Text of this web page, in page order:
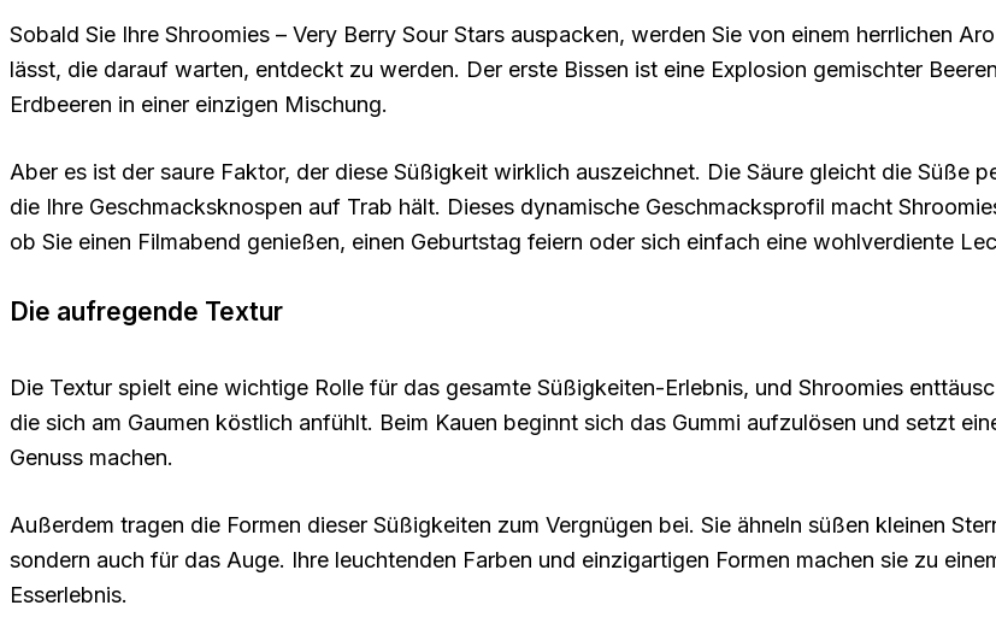
Sobald Sie Ihre Shroomies – Very Berry Sour Stars auspacken, werden Sie von einem herrlichen
lässt, die darauf warten, entdeckt zu werden. Der erste Bissen ist eine Explosion gemischter
Erdbeeren in einer einzigen Mischung.
Aber es ist der saure Faktor, der diese Süßigkeit wirklich auszeichnet. Die Säure gleicht die Süße
die Ihre Geschmacksknospen auf Trab hält. Dieses dynamische Geschmacksprofil macht
ob Sie einen Filmabend genießen, einen Geburtstag feiern oder sich einfach eine wohlverdiente
Die aufregende Textur
Die Textur spielt eine wichtige Rolle für das gesamte Süßigkeiten-Erlebnis, und Shroomies
die sich am Gaumen köstlich anfühlt. Beim Kauen beginnt sich das Gummi aufzulösen und setzt
Genuss machen.
Außerdem tragen die Formen dieser Süßigkeiten zum Vergnügen bei. Sie ähneln süßen kleinen
sondern auch für das Auge. Ihre leuchtenden Farben und einzigartigen Formen machen sie zu
Esserlebnis.